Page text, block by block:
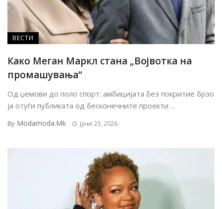
ВЕСТИ
Како Меган Маркл стана „Војвотка на
промашувања“
Од џемови до поло спорт: амбицијата без покритие брзо
ја отуѓи публиката од бесконечните проекти ...
By Modamoda.mk јуни 23, 2026